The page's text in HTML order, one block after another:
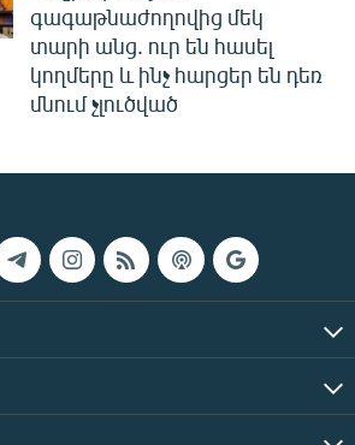
գագաթնաժողովից մեկ
տարի անց. ուր են հասել
կողմերը և ինչ հարցեր են դեռ
մնում չլուծված